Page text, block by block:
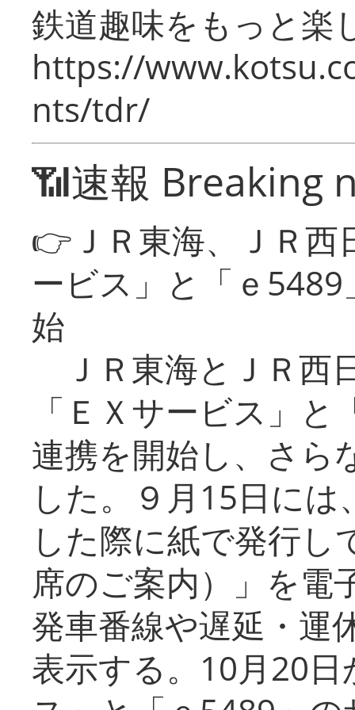
鉄道趣味をもっと楽
https://
nts/tdr/
📶速報 Breaking
👉ＪＲ東海、ＪＲ
ービス」と「ｅ
始
ＪＲ東海とＪＲ西
「ＥＸサービス」
連携を開始し、さら
した。９月15日に
した際に紙で発行し
席のご案内）」を電
発車番線や遅延・運
表示する。10月20